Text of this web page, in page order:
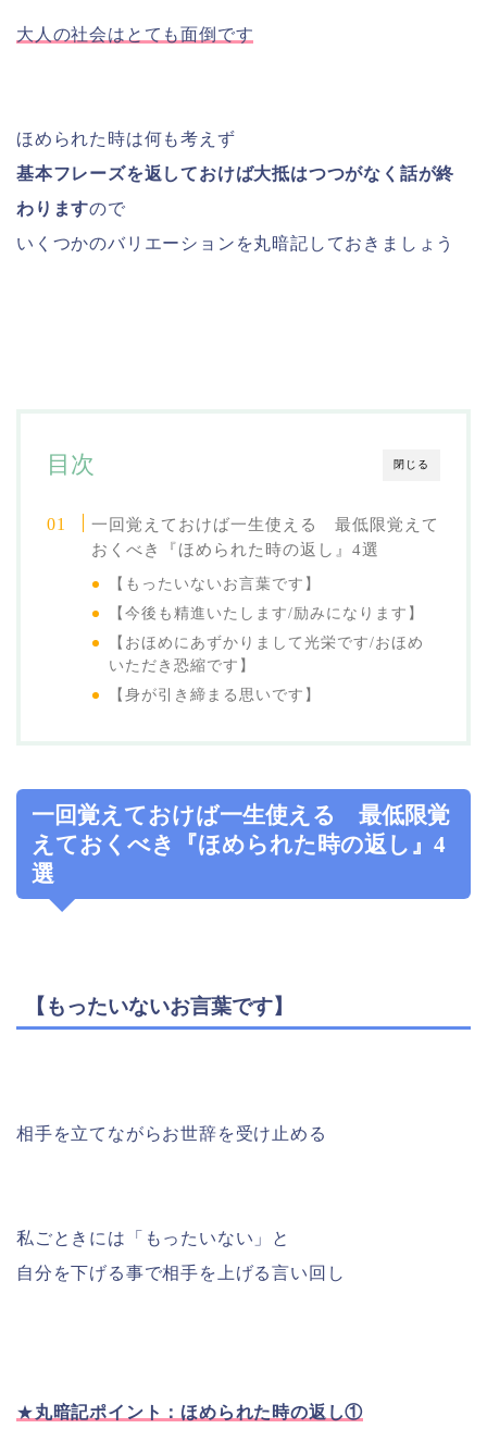
大人の社会はとても面倒です
ほめられた時は何も考えず
基本フレーズを返しておけば大抵はつつがなく話が終
わりますので
いくつかのバリエーションを丸暗記しておきましょう
閉じる
目次
一回覚えておけば一生使える 最低限覚えて
おくべき『ほめられた時の返し』4選
【もったいないお言葉です】
【今後も精進いたします/励みになります】
【おほめにあずかりまして光栄です/おほめ
いただき恐縮です】
【身が引き締まる思いです】
一回覚えておけば一生使える 最低限覚
えておくべき『ほめられた時の返し』4
選
【もったいないお言葉です】
相手を立てながらお世辞を受け止める
私ごときには「もったいない」と
自分を下げる事で相手を上げる言い回し
★丸暗記ポイント：ほめられた時の返し①